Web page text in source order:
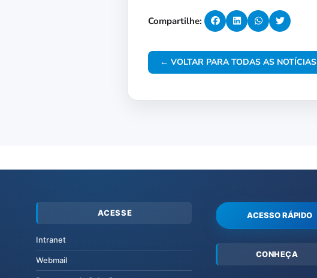
Compartilhe:
← VOLTAR PARA TODAS AS NOTÍCIAS
ACESSE
Intranet
Webmail
ACESSO RÁPIDO
CONHEÇA